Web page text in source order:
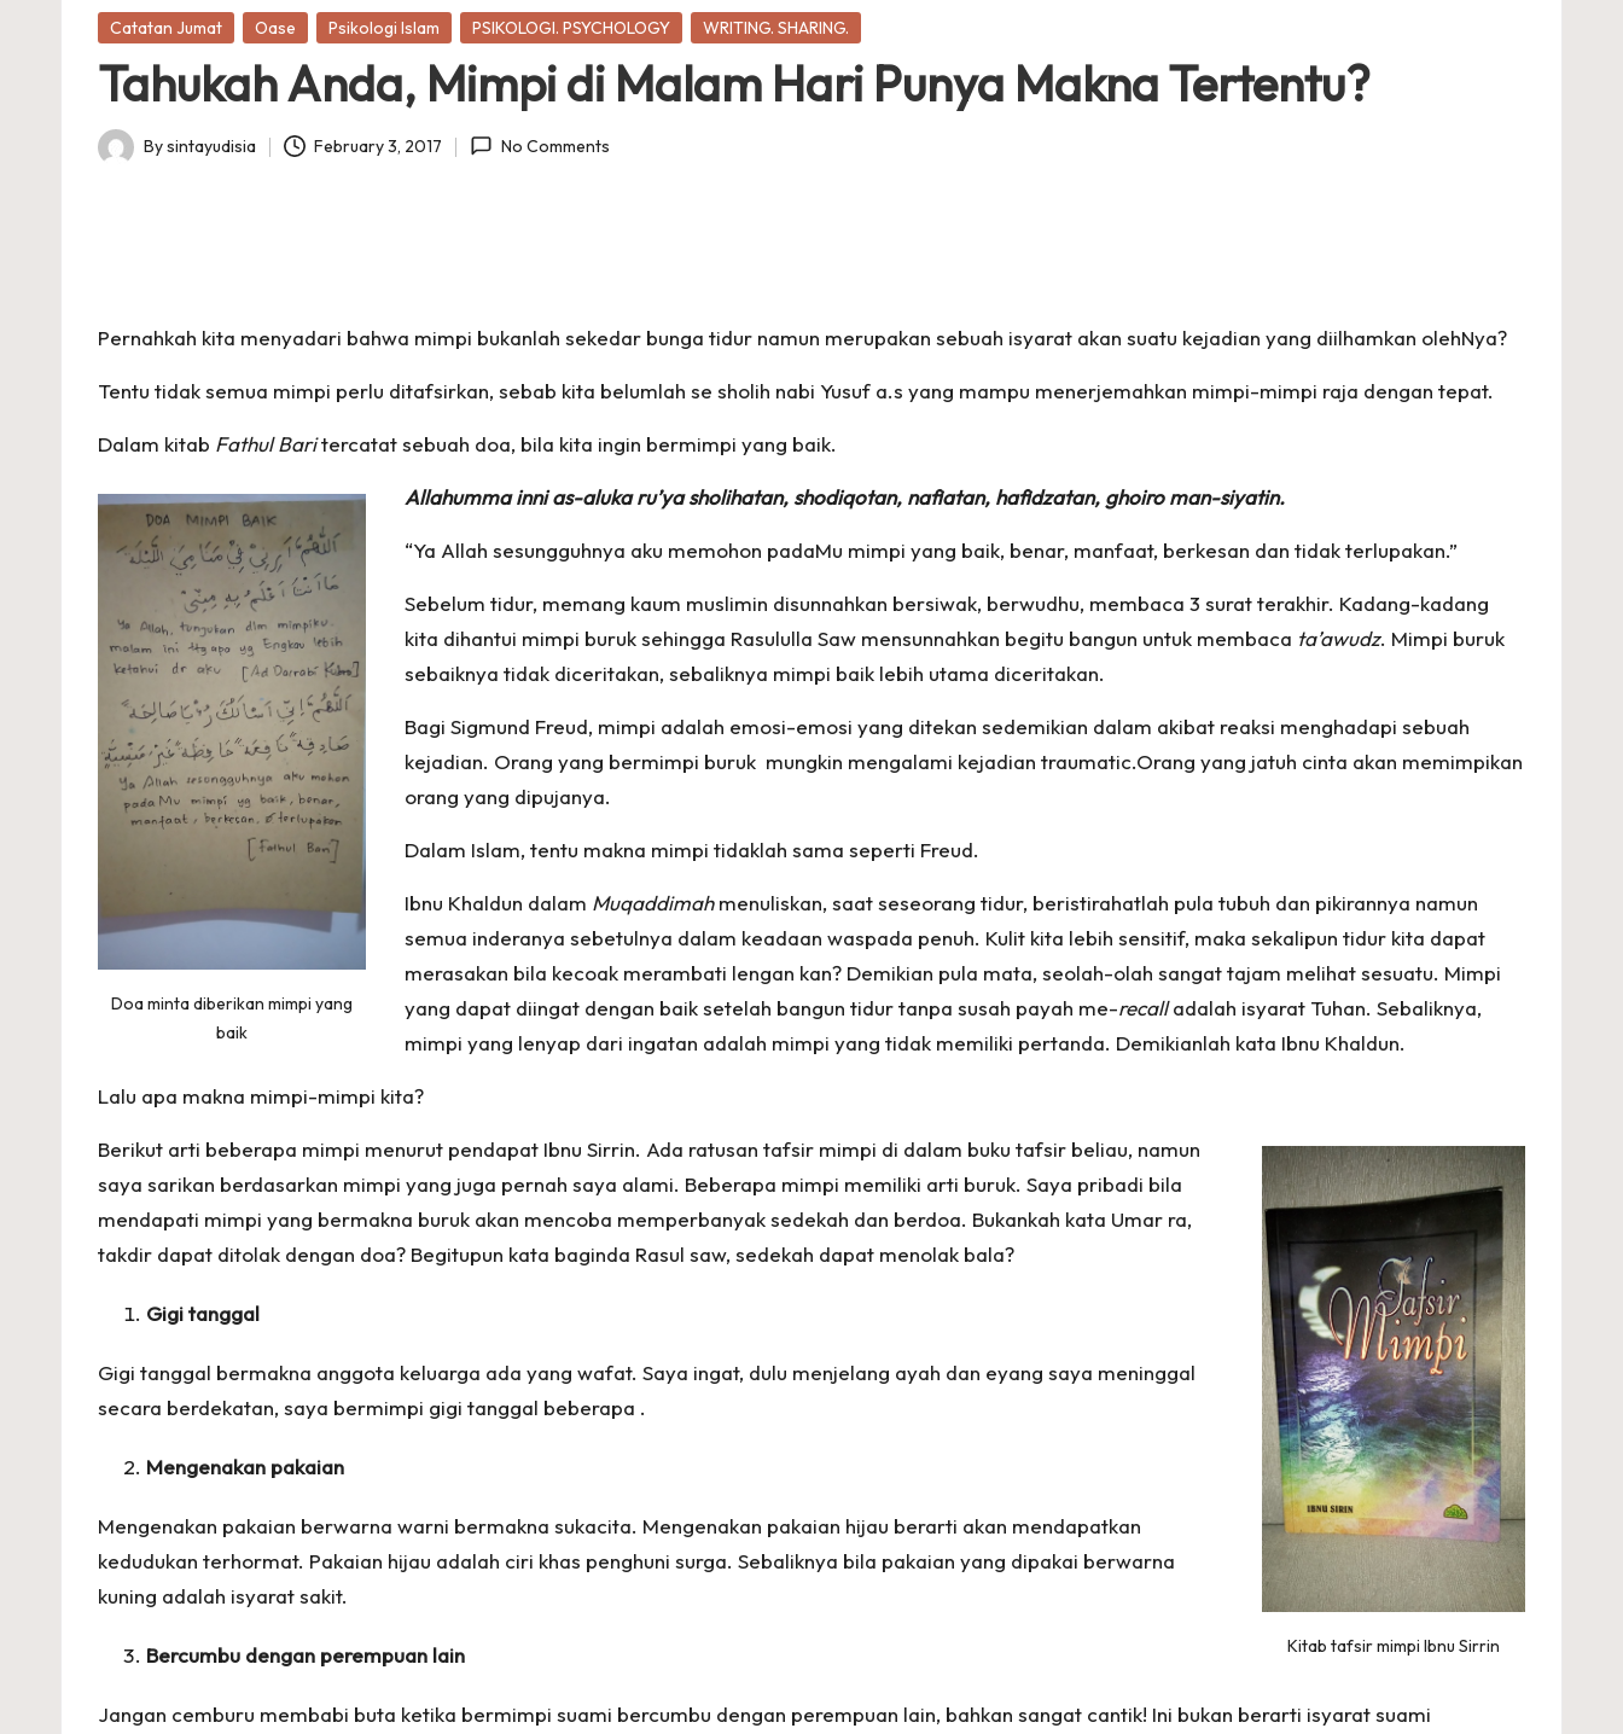
Posted
Catatan Jumat Oase Psikologi Islam PSIKOLOGI. PSYCHOLOGY WRITING. SHARING.
Tahukah Anda, Mimpi di Malam Hari Punya Makna Tertentu?
Posted
Bysintayudisia February 3, 2017 No Comments
Pernahkah kita menyadari bahwa mimpi bukanlah sekedar bunga tidur namun merupakan sebuah isyarat akan suatu kejadian yang diilhamkan olehNya?
Tentu tidak semua mimpi perlu ditafsirkan, sebab kita belumlah se sholih nabi Yusuf a.s yang mampu menerjemahkan mimpi-mimpi raja dengan tepat.
Dalam kitab Fathul Baritercatat sebuah doa, bila kita ingin bermimpi yang baik.
Doa minta diberikan mimpi yang
baik
Allahumma inni as-aluka ru’ya sholihatan, shodiqotan, nafiatan, hafidzatan, ghoiro man-siyatin.
“Ya Allah sesungguhnya aku memohon padaMu mimpi yang baik, benar, manfaat, berkesan dan tidak terlupakan.”
Sebelum tidur, memang kaum muslimin disunnahkan bersiwak, berwudhu, membaca 3 surat terakhir. Kadang-kadang
kita dihantui mimpi buruk sehingga Rasululla Saw mensunnahkan begitu bangun untuk membaca ta’awudz. Mimpi buruk
sebaiknya tidak diceritakan, sebaliknya mimpi baik lebih utama diceritakan.
Bagi Sigmund Freud, mimpi adalah emosi-emosi yang ditekan sedemikian dalam akibat reaksi menghadapi sebuah
kejadian. Orang yang bermimpi buruk mungkin mengalami kejadian traumatic.Orang yang jatuh cinta akan memimpikan
orang yang dipujanya.
Dalam Islam, tentu makna mimpi tidaklah sama seperti Freud.
Ibnu Khaldun dalam Muqaddimahmenuliskan, saat seseorang tidur, beristirahatlah pula tubuh dan pikirannya namun
semua inderanya sebetulnya dalam keadaan waspada penuh. Kulit kita lebih sensitif, maka sekalipun tidur kita dapat
merasakan bila kecoak merambati lengan kan? Demikian pula mata, seolah-olah sangat tajam melihat sesuatu. Mimpi
yang dapat diingat dengan baik setelah bangun tidur tanpa susah payah me-recalladalah isyarat Tuhan. Sebaliknya,
mimpi yang lenyap dari ingatan adalah mimpi yang tidak memiliki pertanda. Demikianlah kata Ibnu Khaldun.
Lalu apa makna mimpi-mimpi kita?
Kitab tafsir mimpi Ibnu Sirrin
Berikut arti beberapa mimpi menurut pendapat Ibnu Sirrin. Ada ratusan tafsir mimpi di dalam buku tafsir beliau, namun
saya sarikan berdasarkan mimpi yang juga pernah saya alami. Beberapa mimpi memiliki arti buruk. Saya pribadi bila
mendapati mimpi yang bermakna buruk akan mencoba memperbanyak sedekah dan berdoa. Bukankah kata Umar ra,
takdir dapat ditolak dengan doa? Begitupun kata baginda Rasul saw, sedekah dapat menolak bala?
Gigi tanggal
Gigi tanggal bermakna anggota keluarga ada yang wafat. Saya ingat, dulu menjelang ayah dan eyang saya meninggal
secara berdekatan, saya bermimpi gigi tanggal beberapa .
Mengenakan pakaian
Mengenakan pakaian berwarna warni bermakna sukacita. Mengenakan pakaian hijau berarti akan mendapatkan
kedudukan terhormat. Pakaian hijau adalah ciri khas penghuni surga. Sebaliknya bila pakaian yang dipakai berwarna
kuning adalah isyarat sakit.
Bercumbu dengan perempuan lain
Jangan cemburu membabi buta ketika bermimpi suami bercumbu dengan perempuan lain, bahkan sangat cantik! Ini bukan berarti isyarat suami